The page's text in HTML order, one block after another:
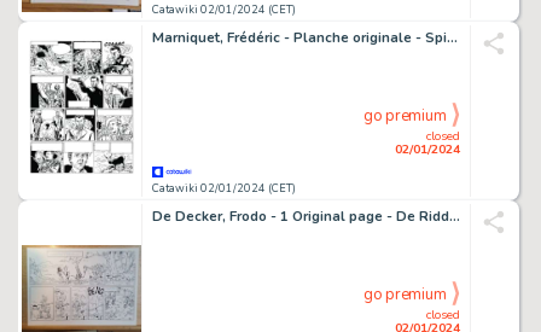
Catawiki 02/01/2024 (CET)
Marniquet, Frédéric - Planche originale - Spirits of Scotland T3 - Le Trésor du pendu - (2022)
Catawiki 02/01/2024 (CET)
closed
02/01/2024
go premium
De Decker, Frodo - 1 Original page - De Ridder - Pokémonjagen
closed
02/01/2024
go premium